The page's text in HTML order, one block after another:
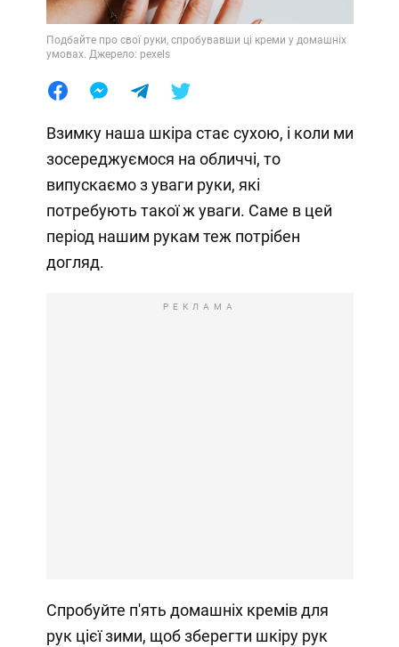
Подбайте про свої руки, спробувавши ці креми у домашніх
умовах. Джерело: pexels
Взимку наша шкіра стає сухою, і коли ми
зосереджуємося на обличчі, то
випускаємо з уваги руки, які
потребують такої ж уваги. Саме в цей
період нашим рукам теж потрібен
догляд.
РЕКЛАМА
Спробуйте п'ять домашніх кремів для
рук цієї зими, щоб зберегти шкіру рук